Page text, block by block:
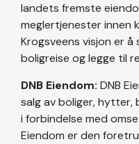
landets fremste
meglertjenester innen
Krogsveens visjon er
boligreise og legge til
DNB Eiendom: DNB
salg av boliger, hytter,
i forbindelse med
Eiendom er den